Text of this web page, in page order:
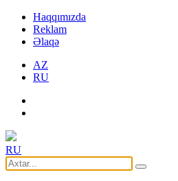
Haqqımızda
Reklam
Əlaqə
AZ
RU
RU